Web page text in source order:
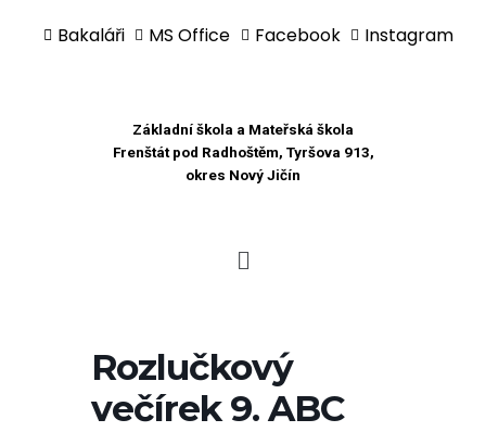
Bakaláři MS Office Facebook Instagram
Základní škola a Mateřská škola
Frenštát pod Radhoštěm, Tyršova 913,
okres Nový Jičín
Rozlučkový
večírek 9. ABC